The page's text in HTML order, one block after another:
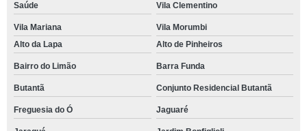
Saúde Vila Clementino
Vila Mariana
Vila Morumbi
Alto da Lapa
Alto de Pinheiros
Bairro do Limão Barra Funda
Butantã Conjunto Residencial Butantã
Freguesia do Ó Jaguaré